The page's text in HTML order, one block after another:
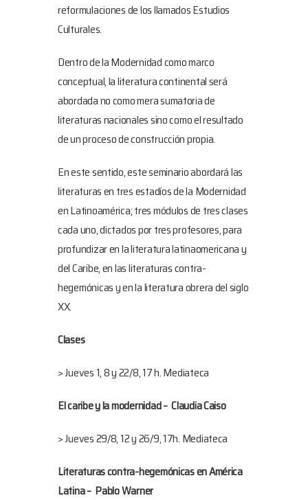
reformulaciones de los llamados Estudios
Culturales.
Dentro de la Modernidad como marco
conceptual, la literatura continental será
abordada no como mera sumatoria de
literaturas nacionales sino como el resultado
de un proceso de construcción propia.
En este sentido, este seminario abordará las
literaturas en tres estadíos de la Modernidad
en Latinoamérica; tres módulos de tres clases
cada uno, dictados por tres profesores, para
profundizar en la literatura latinaomericana y
del Caribe, en las literaturas contra-
hegemónicas y en la literatura obrera del siglo
XX.
Clases
> Jueves 1, 8 y 22/8, 17 h. Mediateca
El caribe y la modernidad – Claudia Caiso
> Jueves 29/8, 12 y 26/9, 17h. Mediateca
Literaturas contra-hegemónicas en América
Latina – Pablo Warner